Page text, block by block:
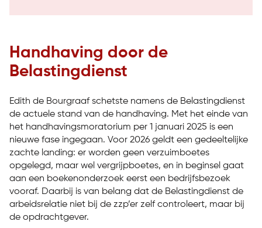
Handhaving door de
Belastingdienst
Edith de Bourgraaf schetste namens de Belastingdienst
de actuele stand van de handhaving. Met het einde van
het handhavingsmoratorium per 1 januari 2025 is een
nieuwe fase ingegaan. Voor 2026 geldt een gedeeltelijke
zachte landing: er worden geen verzuimboetes
opgelegd, maar wel vergrijpboetes, en in beginsel gaat
aan een boekenonderzoek eerst een bedrijfsbezoek
vooraf. Daarbij is van belang dat de Belastingdienst de
arbeidsrelatie niet bij de zzp’er zelf controleert, maar bij
de opdrachtgever.